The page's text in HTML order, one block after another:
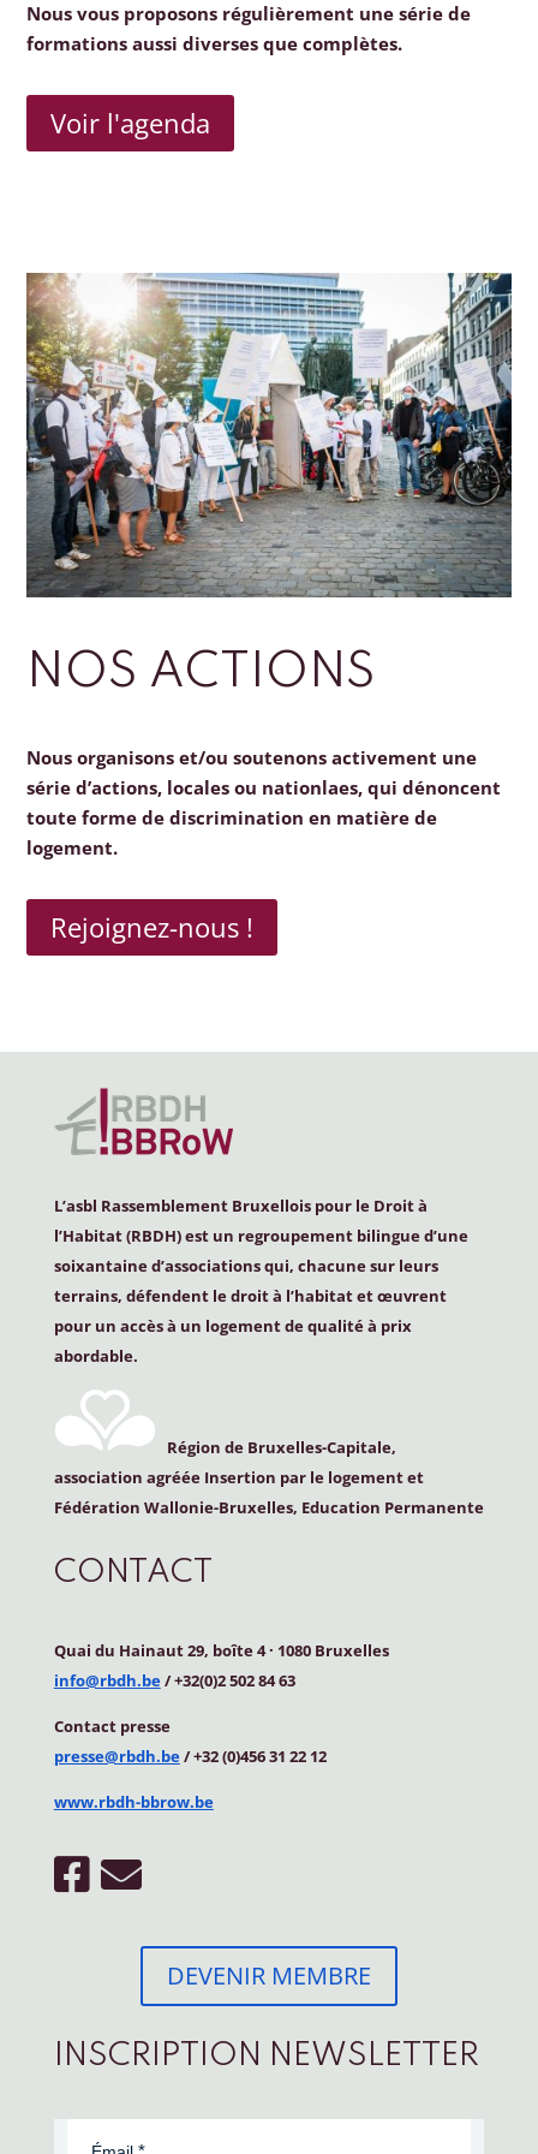
Nous vous proposons régulièrement une série de
formations aussi diverses que complètes.
Voir l'agenda
NOS ACTIONS
Nous organisons et/ou soutenons activement une
série d’actions, locales ou nationlaes, qui dénoncent
toute forme de discrimination en matière de
logement.
Rejoignez-nous !
L’asbl Rassemblement Bruxellois pour le Droit à
l’Habitat (RBDH) est un regroupement bilingue d’une
soixantaine d’associations qui, chacune sur leurs
terrains, défendent le droit à l’habitat et œuvrent
pour un accès à un logement de qualité à prix
abordable.
Région de Bruxelles-Capitale,
association agréée Insertion par le logement et
Fédération Wallonie-Bruxelles, Education Permanente
CONTACT
Quai du Hainaut 29, boîte 4· 1080 Bruxelles
info@rbdh.be/ +32(0)2 502 84 63
Contact presse
presse@rbdh.be/ +32 (0)456 31 22 12
www.rbdh-bbrow.be
DEVENIR MEMBRE
INSCRIPTION NEWSLETTER